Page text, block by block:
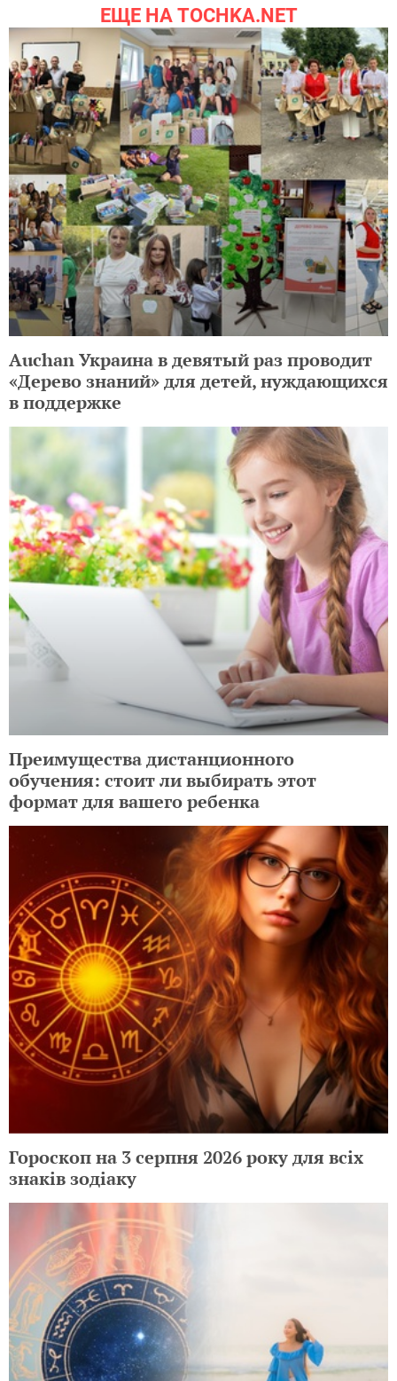
ЕЩЕ НА TOCHKA.NET
Auchan Украина в девятый раз проводит
«Дерево знаний» для детей, нуждающихся
в поддержке
Преимущества дистанционного
обучения: стоит ли выбирать этот
формат для вашего ребенка
Гороскоп на 3 серпня 2026 року для всіх
знаків зодіаку